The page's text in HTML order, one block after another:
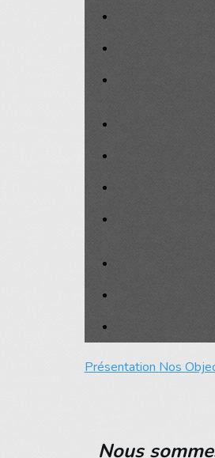
Présentation Nos
Nous